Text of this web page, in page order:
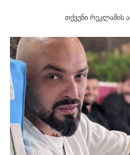
თქვენი რეკლამის